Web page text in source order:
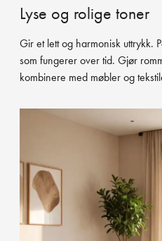
Lyse og rolige toner
Gir et lett og harmonisk uttrykk.
som fungerer over tid. Gjør
kombinere med møbler og